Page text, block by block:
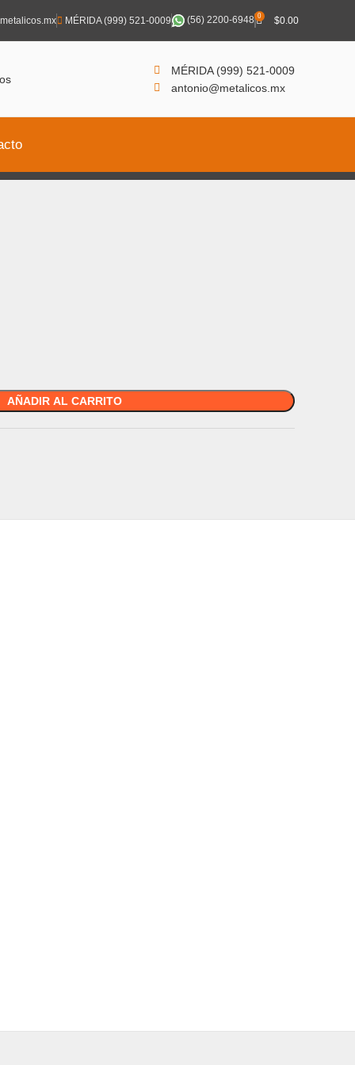
MÉRIDA (999) 521-0009 (56) 2200-6948 0 $0.00
MÉRIDA (999) 521-0009
antonio@metalicos.mx
AÑADIR AL CARRITO